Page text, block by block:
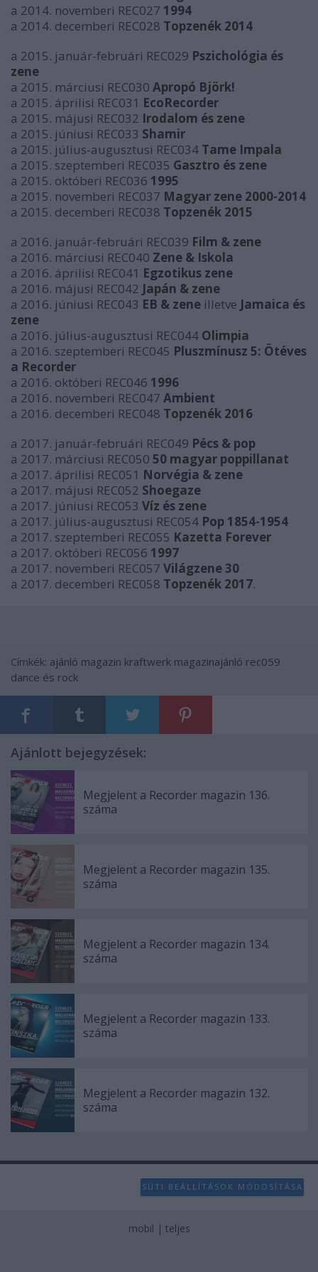
a 2014. novemberi REC027 1994
a 2014. decemberi REC028 Topzenék 2014
a 2015. január-februári REC029 Pszichológia és
zene
a 2015. márciusi REC030 Apropó Björk!
a 2015. áprilisi REC031 EcoRecorder
a 2015. májusi REC032 Irodalom és zene
a 2015. júniusi REC033 Shamir
a 2015. július-augusztusi REC034 Tame Impala
a 2015. szeptemberi REC035 Gasztro és zene
a 2015. októberi REC036 1995
a 2015. novemberi REC037 Magyar zene 2000-2014
a 2015. decemberi REC038 Topzenék 2015
a 2016. január-februári REC039 Film & zene
a 2016. márciusi REC040 Zene & Iskola
a 2016. áprilisi REC041 Egzotikus zene
a 2016. májusi REC042 Japán & zene
a 2016. júniusi REC043 EB & zene illetve Jamaica és
zene
a 2016. július-augusztusi REC044 Olimpia
a 2016. szeptemberi REC045 Pluszmínusz 5: Ötéves
a Recorder
a 2016. októberi REC046 1996
a 2016. novemberi REC047 Ambient
a 2016. decemberi REC048 Topzenék 2016
a 2017. január-februári REC049 Pécs & pop
a 2017. márciusi REC050 50 magyar poppillanat
a 2017. áprilisi REC051 Norvégia & zene
a 2017. májusi REC052 Shoegaze
a 2017. júniusi REC053 Víz és zene
a 2017. július-augusztusi REC054 Pop 1854-1954
a 2017. szeptemberi REC055 Kazetta Forever
a 2017. októberi REC056 1997
a 2017. novemberi REC057 Világzene 30
a 2017. decemberi REC058 Topzenék 2017.
Címkék: ajánló magazin kraftwerk magazinajánló rec059
dance és rock
Ajánlott bejegyzések:
Megjelent a Recorder magazin 136.
száma
Megjelent a Recorder magazin 135.
száma
Megjelent a Recorder magazin 134.
száma
Megjelent a Recorder magazin 133.
száma
Megjelent a Recorder magazin 132.
száma
SÜTI BEÁLLÍTÁSOK MÓDOSÍTÁSA
mobil | teljes